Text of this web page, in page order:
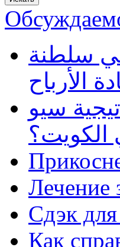
سلطنة
الأرباح
سيو
الكويت؟
Лечение
Сдэк
Как